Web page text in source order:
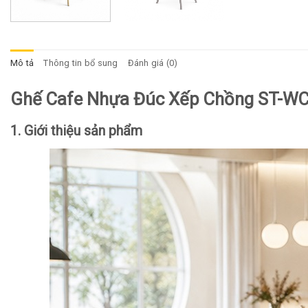
Mô tả Thông tin bổ sung Đánh giá (0)
Ghế Cafe Nhựa Đúc Xếp Chồng ST-
1. Giới thiệu sản phẩm